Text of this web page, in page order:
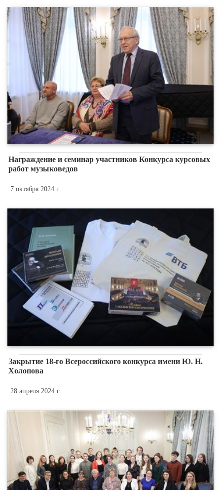
Награждение и семинар участников Конкурса курсовых
работ музыковедов
7 октября 2024 г.
Закрытие 18-го Всероссийского конкурса имени Ю. Н.
Холопова
28 апреля 2024 г.